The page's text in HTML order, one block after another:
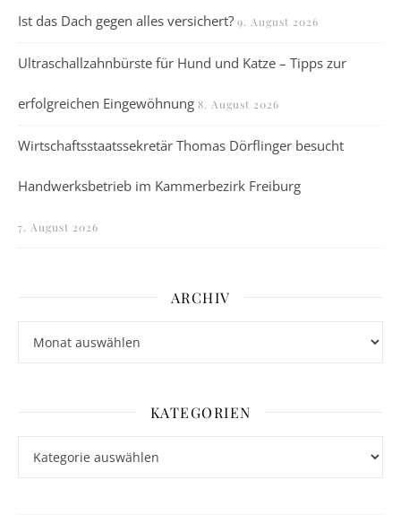
Ist das Dach gegen alles versichert? 9. August 2026
Ultraschallzahnbürste für Hund und Katze – Tipps zur
erfolgreichen Eingewöhnung 8. August 2026
Wirtschaftsstaatssekretär Thomas Dörflinger besucht
Handwerksbetrieb im Kammerbezirk Freiburg
7. August 2026
ARCHIV
KATEGORIEN